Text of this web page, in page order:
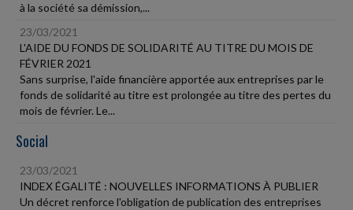
à la société sa démission,...
23/03/2021
L'AIDE DU FONDS DE SOLIDARITÉ AU TITRE DU MOIS DE
FÉVRIER 2021
Sans surprise, l'aide financière apportée aux entreprises par le
fonds de solidarité au titre est prolongée au titre des pertes du
mois de février. Le...
Social
23/03/2021
INDEX ÉGALITÉ : NOUVELLES INFORMATIONS À PUBLIER
Un décret renforce l'obligation de publication des entreprises